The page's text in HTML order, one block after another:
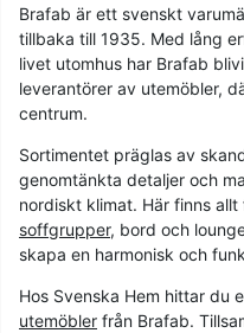
Brafab är ett svenskt
tillbaka till 1935. Med lång
livet utomhus har Brafab
leverantörer av utemöbler,
centrum.
Sortimentet präglas av
genomtänkta detaljer och
nordiskt klimat. Här finns
soffgrupper, bord och
skapa en harmonisk och
Hos Svenska Hem hittar du
utemöbler från Brafab.